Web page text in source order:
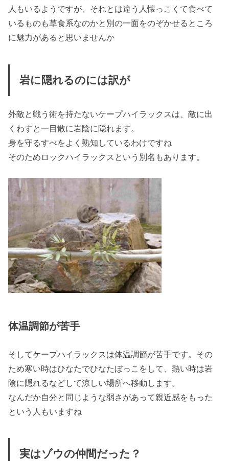
人もいるようですが、それとは違う人懐っこくて食べて
いるものも草食系なのかと別の一面をのぞかせるところ
に魅力があると思いませんか
岩に隠れるのには訳が
外敵と戦う術を持たないケープハイラックスは、敵に出
くわすと一目散に岩陰に隠れます。
身を守るすべをよく熟知しているわけですね
そのためロックハイラックスという別名もあります。
体温調節が苦手
そしてケープハイラックスは体温調節が苦手です。その
ため寒い時はひなたでひなたぼっこをして、熱い時は岩
陰に隠れるなどして涼しい場所へ移動します。
なんだか自分と同じような弱さがあって親近感をもった
という人もいますね
実はゾウの仲間だった？